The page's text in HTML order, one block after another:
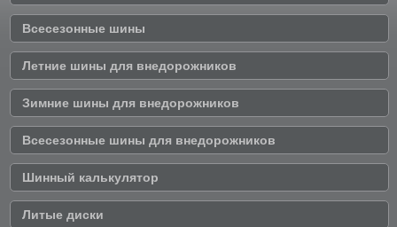
Всесезонные шины
Летние шины для внедорожников
Зимние шины для внедорожников
Всесезонные шины для внедорожников
Шинный калькулятор
Литые диски